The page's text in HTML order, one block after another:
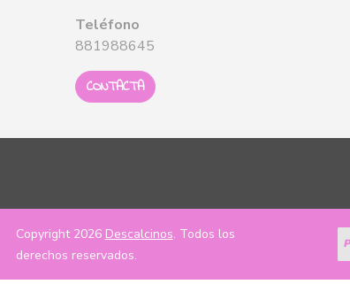
Teléfono
881988645
CONTACTA
Copyright 2026 Descalcinos. Todos los
derechos reservados.